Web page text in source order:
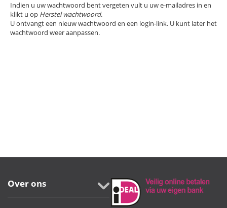
Indien u uw wachtwoord bent vergeten vult u uw e-mailadres in en
klikt u op Herstel wachtwoord.
U ontvangt een nieuw wachtwoord en een login-link. U kunt later het
wachtwoord weer aanpassen.
Over ons